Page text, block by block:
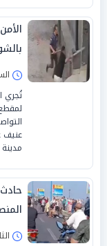
السبت 15/
تُجري
الثلاثاء